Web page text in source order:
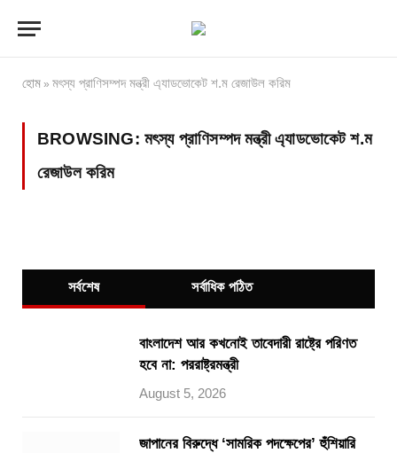
হোম » মৎস্য প্রাণিসম্পদ মন্ত্রী এ্যাডভোকেট শ.ম রেজাউল করিম
BROWSING: মৎস্য প্রাণিসম্পদ মন্ত্রী এ্যাডভোকেট শ.ম
রেজাউল করিম
সর্বশেষ সর্বাধিক পঠিত
বাংলাদেশ আর কখনোই তাবেদারী রাষ্ট্রে পরিণত
হবে না: পররাষ্ট্রমন্ত্রী
August 5, 2026
জাপানের বিরুদ্ধে ‘সামরিক পদক্ষেপের’ হুঁশিয়ারি